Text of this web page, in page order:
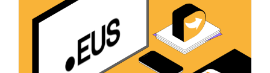
X. ANIVERSARIO DEL
DOMINIO .EUS